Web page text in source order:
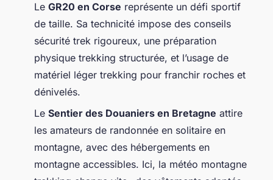
Le GR20 en Corse représente un défi sportif
de taille. Sa technicité impose des conseils
sécurité trek rigoureux, une préparation
physique trekking structurée, et l’usage de
matériel léger trekking pour franchir roches et
dénivelés.
Le Sentier des Douaniers en Bretagne attire
les amateurs de randonnée en solitaire en
montagne, avec des hébergements en
montagne accessibles. Ici, la météo montagne